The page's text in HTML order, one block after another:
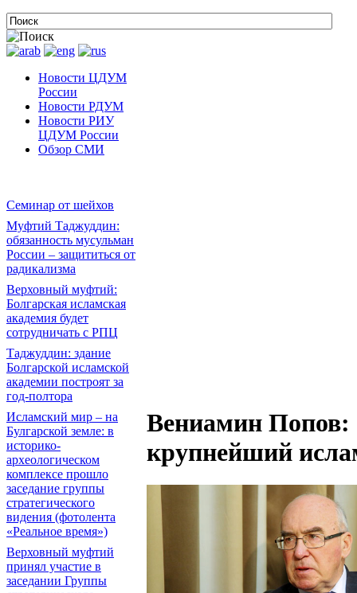
Новости ЦДУМ
России
Новости РДУМ
Новости РИУ
ЦДУМ России
Обзор СМИ
Семинар от шейхов
Муфтий Таджуддин:
обязанность мусульман
России – защититься от
радикализма
Верховный муфтий:
Болгарская исламская
академия будет
сотрудничать с РПЦ
Таджуддин: здание
Болгарской исламской
академии построят за
год-полтора
Исламский мир – на
Булгарской земле: в
историко-
археологическом
комплексе прошло
заседание группы
стратегического
видения (фотолента
«Реальное время»)
Верховный муфтий
принял участие в
заседании Группы
Вениамин Попов:
крупнейший